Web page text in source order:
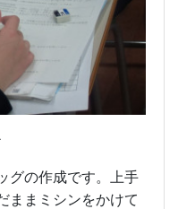
グの作成です。上手
ままミシンをかけて